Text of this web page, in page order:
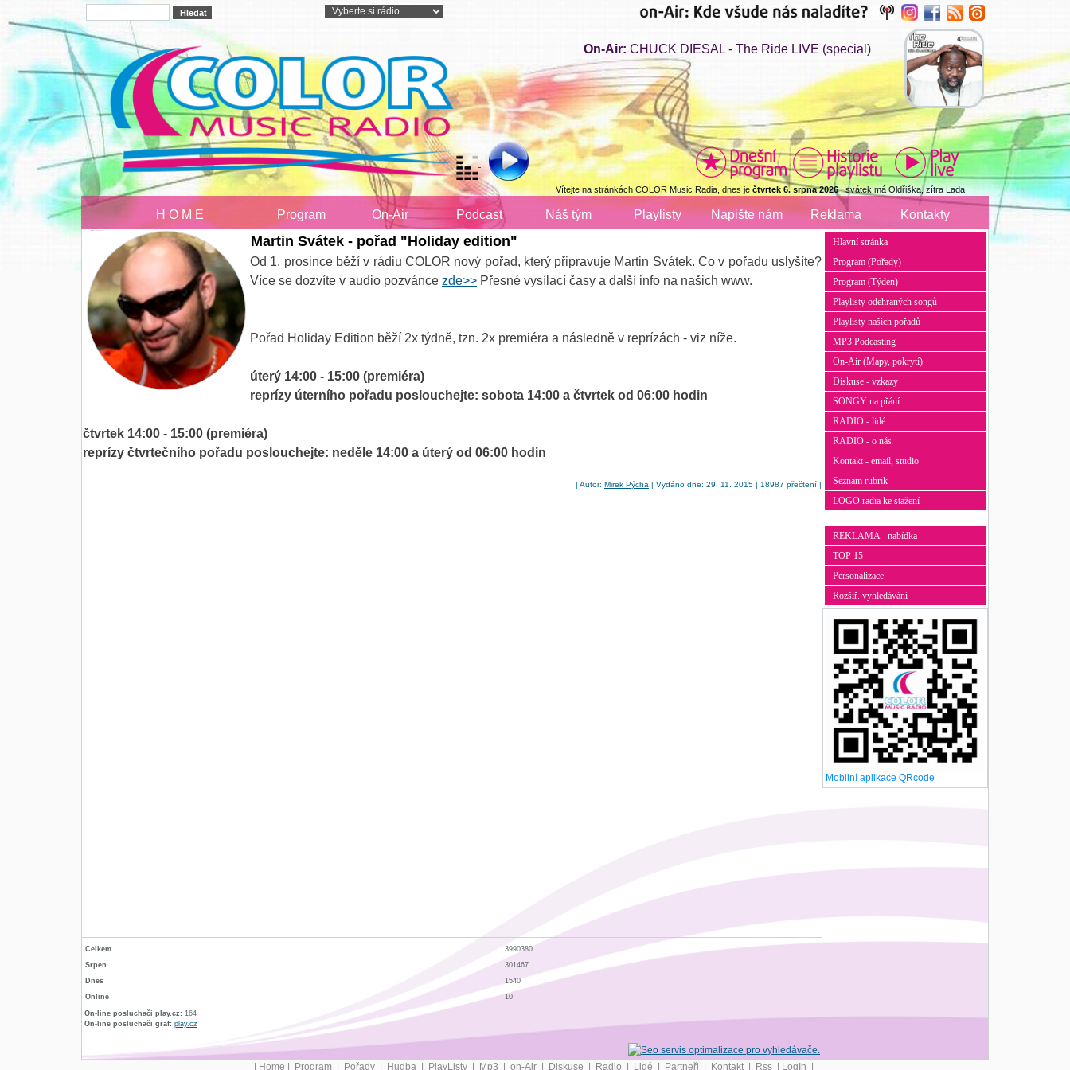
On-Air: CHUCK DIESAL - The Ride LIVE (special)
Vítejte na stránkách COLOR Music Radia, dnes je čtvrtek 6. srpna 2026| svátek má Oldřiška, zítra Lada
H O M E Program On-Air Podcast Náš tým Playlisty Napište nám Reklama Kontakty
Martin Svátek - pořad "Holiday edition"
Od 1. prosince běží v rádiu COLOR nový pořad, který připravuje Martin Svátek. Co v pořadu uslyšíte?
Více se dozvíte v audio pozvánce zde>> Přesné vysílací časy a další info na našich www.
Pořad Holiday Edition běží 2x týdně, tzn. 2x premiéra a následně v reprízách - viz níže.
úterý 14:00 - 15:00 (premiéra)
reprízy úterního pořadu poslouchejte: sobota 14:00 a čtvrtek od 06:00 hodin
čtvrtek 14:00 - 15:00 (premiéra)
reprízy čtvrtečního pořadu poslouchejte: neděle 14:00 a úterý od 06:00 hodin
| Autor: Mirek Pýcha | Vydáno dne: 29. 11. 2015 | 18987 přečtení |
Celkem
3990380
Srpen
301467
Dnes
1540
Online
10
On-line posluchači play.cz: 164
On-line posluchači graf: play.cz
Hlavní stránka
Program (Pořady)
Program (Týden)
Playlisty odehraných songů
Playlisty našich pořadů
MP3 Podcasting
On-Air (Mapy, pokrytí)
Diskuse - vzkazy
SONGY na přání
RADIO - lidé
RADIO - o nás
Kontakt - email, studio
Seznam rubrik
LOGO radia ke stažení
REKLAMA - nabídka
TOP 15
Personalizace
Rozšíř. vyhledávání
Mobilní aplikace QRcode
| Home | Program | Pořady | Hudba | PlayListy | Mp3 | on-Air | Diskuse | Radio | Lidé | Partneři | Kontakt | Rss | LogIn |